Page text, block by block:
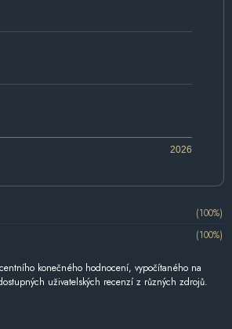
2026
(100%)
(100%)
konečného hodnocení, vypočítaného na
uživatelských recenzí z různých zdrojů.